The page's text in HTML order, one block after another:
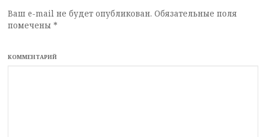
Ваш e-mail не будет опубликован. Обязательные поля
помечены *
КОММЕНТАРИЙ